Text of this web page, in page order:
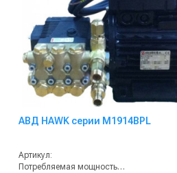
АВД HAWK серии М1914BPL
Артикул:
Потребляемая мощность (кВт):